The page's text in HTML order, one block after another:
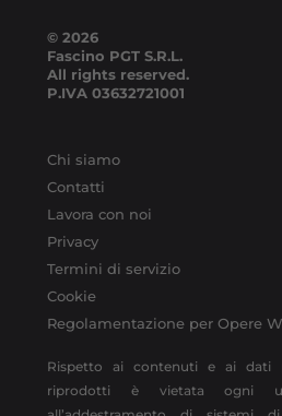
© 2026
Fascino PGT S.R.L.
All rights reserved.
P.IVA 03632721001
Chi siamo
Contatti
Lavora con noi
Privacy
Termini di servizio
Cookie
Regolamentazione per Opere
Rispetto ai contenuti e ai dati
riprodotti è vietata ogni